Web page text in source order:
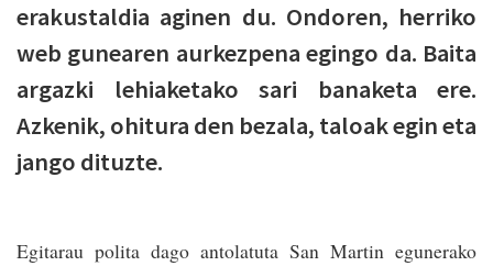
erakustaldia aginen du. Ondoren, herriko
web gunearen aurkezpena egingo da. Baita
argazki lehiaketako sari banaketa ere.
Azkenik, ohitura den bezala, taloak egin eta
jango dituzte.
Egitarau polita dago antolatuta San Martin egunerako